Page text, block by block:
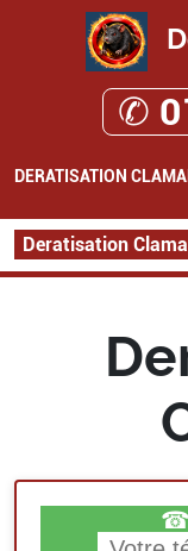
✆
DERATISATION
Deratisation